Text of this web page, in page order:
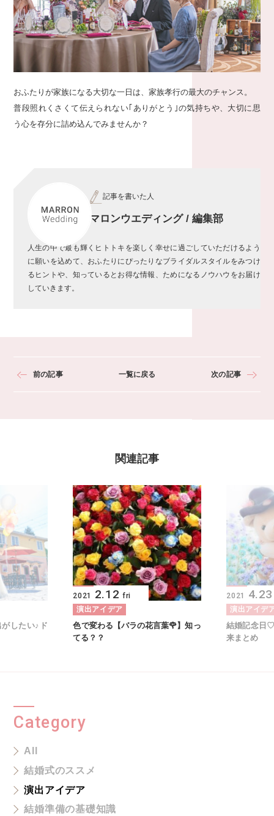
おふたりが家族になる大切な一日は、家族孝行の最大のチャンス。
普段照れくさくて伝えられない｢ありがとう｣の気持ちや、大切に思
う心を存分に詰め込んでみませんか？
記事を書いた人
マロンウエディング / 編集部
人生の中で最も輝くヒトトキを楽しく幸せに過ごしていただけるよう
に願いを込めて、おふたりにぴったりなブライダルスタイルをみつけ
るヒントや、知っているとお得な情報、ためになるノウハウをお届け
していきます。
前の記事 一覧に戻る 次の記事
関連記事
したい♪ド
2021 2.12 fri
演出アイデア
色で変わる【バラの花言葉🌹】知っ
てる？？
2021 4.23
演出アイデ
結婚記念日
来まとめ
Category
All
結婚式のススメ
演出アイデア
結婚準備の基礎知識